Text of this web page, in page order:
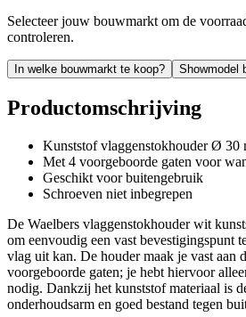
Selecteer jouw bouwmarkt om de
controleren.
In welke bouwmarkt te koop? Showmodel
Productomschrijving
Kunststof vlaggenstokhouder Ø 30
Met 4 voorgeboorde gaten voor
Geschikt voor buitengebruik
Schroeven niet inbegrepen
De Waelbers vlaggenstokhouder wit
om eenvoudig een vast bevestigingspunt
vlag uit kan. De houder maak je vast aan
voorgeboorde gaten; je hebt hiervoor
nodig. Dankzij het kunststof materiaal is
onderhoudsarm en goed bestand tegen